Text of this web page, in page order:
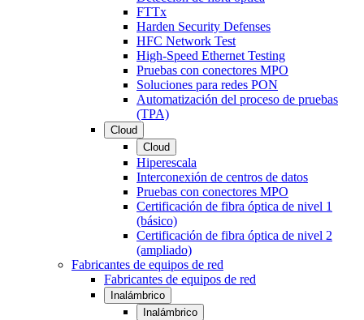
FTTx
Harden Security Defenses
HFC Network Test
High-Speed Ethernet Testing
Pruebas con conectores MPO
Soluciones para redes PON
Automatización del proceso de pruebas
(TPA)
Cloud
Cloud
Hiperescala
Interconexión de centros de datos
Pruebas con conectores MPO
Certificación de fibra óptica de nivel 1
(básico)
Certificación de fibra óptica de nivel 2
(ampliado)
Fabricantes de equipos de red
Fabricantes de equipos de red
Inalámbrico
Inalámbrico